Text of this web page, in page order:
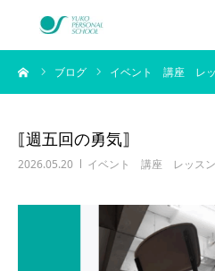
ブログ イベント 講座 レ
⟦週五回の勇気⟧
2026.05.20 イベント 講座 レッスン
西村侑剛プロフィール
企業研修